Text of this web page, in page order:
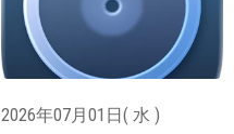
2026年07月01日( 水 )